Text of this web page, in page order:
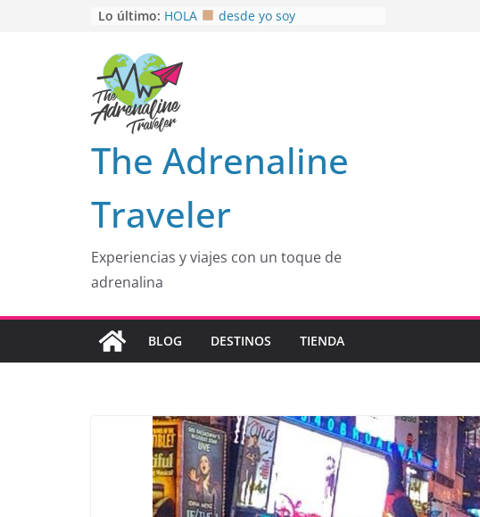
Lo último: HOLA
desde yo soy
EL SENDERO DEL CACAO: Excelente
opción
HOSPEDAJE AL NATURALSHH !!
En
MULITO!
The Adrenaline
Traveler
Experiencias y viajes con un toque de
adrenalina
BLOG DESTINOS TIENDA